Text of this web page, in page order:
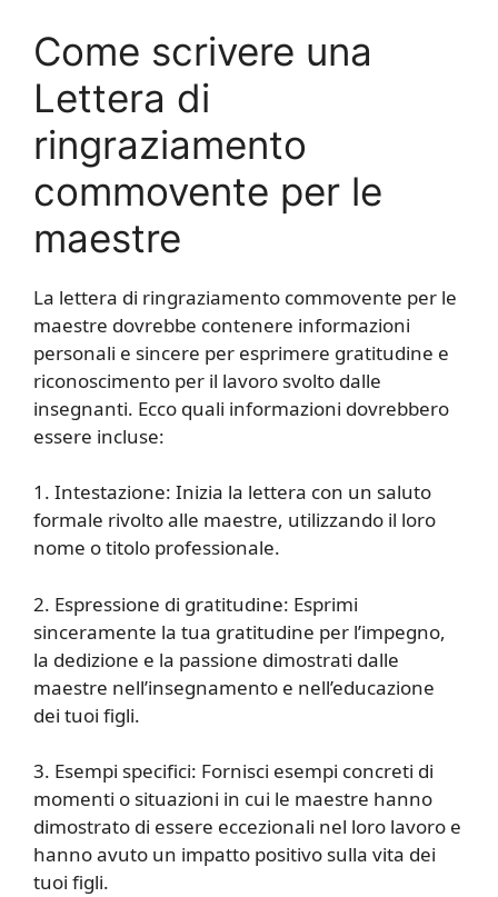
Come scrivere una
Lettera di
ringraziamento
commovente per le
maestre
La lettera di ringraziamento commovente per le
maestre dovrebbe contenere informazioni
personali e sincere per esprimere gratitudine e
riconoscimento per il lavoro svolto dalle
insegnanti. Ecco quali informazioni dovrebbero
essere incluse:
1. Intestazione: Inizia la lettera con un saluto
formale rivolto alle maestre, utilizzando il loro
nome o titolo professionale.
2. Espressione di gratitudine: Esprimi
sinceramente la tua gratitudine per l’impegno,
la dedizione e la passione dimostrati dalle
maestre nell’insegnamento e nell’educazione
dei tuoi figli.
3. Esempi specifici: Fornisci esempi concreti di
momenti o situazioni in cui le maestre hanno
dimostrato di essere eccezionali nel loro lavoro e
hanno avuto un impatto positivo sulla vita dei
tuoi figli.